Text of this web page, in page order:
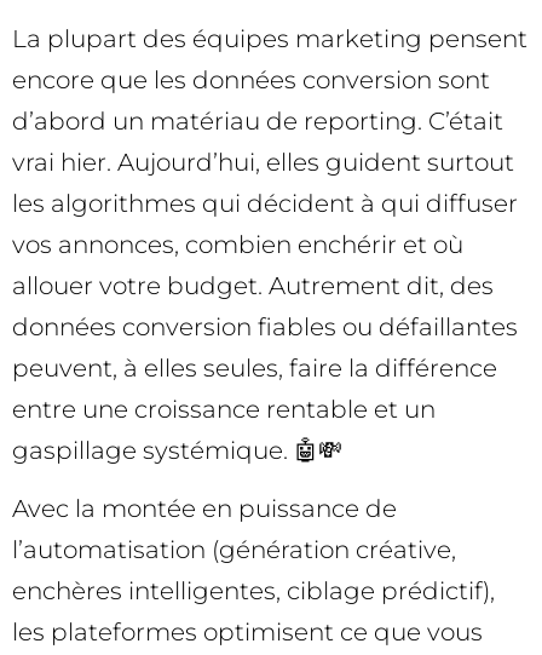
La plupart des équipes marketing pensent
encore que les données conversion sont
d’abord un matériau de reporting. C’était
vrai hier. Aujourd’hui, elles guident surtout
les algorithmes qui décident à qui diffuser
vos annonces, combien enchérir et où
allouer votre budget. Autrement dit, des
données conversion fiables ou défaillantes
peuvent, à elles seules, faire la différence
entre une croissance rentable et un
gaspillage systémique. 🤖💸
Avec la montée en puissance de
l’automatisation (génération créative,
enchères intelligentes, ciblage prédictif),
les plateformes optimisent ce que vous